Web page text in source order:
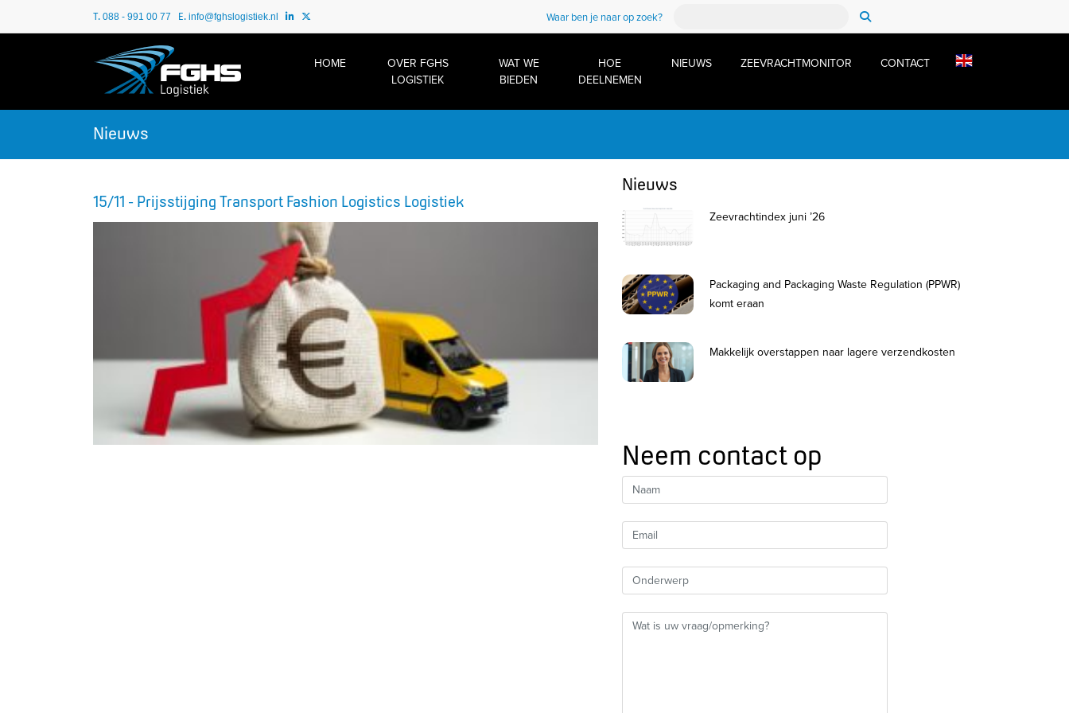
T. 088 - 991 00 77 E. info@fghslogistiek.nl Waar ben je naar op zoek?
HOME
OVER FGHS
LOGISTIEK
WAT WE
BIEDEN
HOE
DEELNEMEN
NIEUWS ZEEVRACHTMONITOR CONTACT
Nieuws
15/11 - Prijsstijging Transport Fashion Logistics Logistiek
Nieuws
Zeevrachtindex juni ’26
Packaging and Packaging Waste Regulation (PPWR)
komt eraan
Makkelijk overstappen naar lagere verzendkosten
Neem contact op